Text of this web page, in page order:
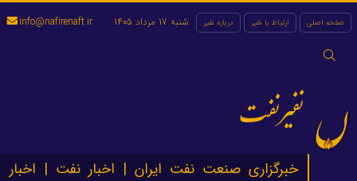
صفحه اصلی ارتباط با نفیر درباره نفیر
جستجو
شنبه 17 مرداد 1405 info@nafirenaft.ir
نفیرنفت
خبرگزاری صنعت نفت ایران | اخبار نفت | اخبار